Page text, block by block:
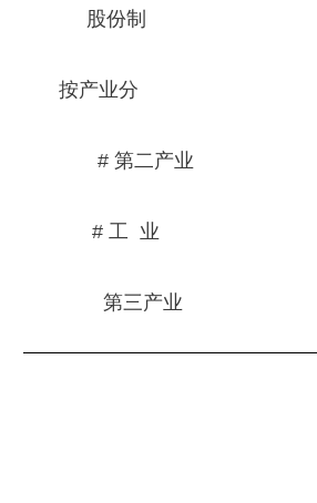
股份制
按产业分
# 第二产业
# 工 业
第三产业